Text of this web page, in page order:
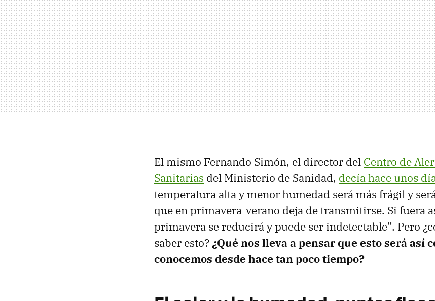
El mismo Fernando Simón, el director del Centro de
Sanitarias del Ministerio de Sanidad, decía hace unos
temperatura alta y menor humedad será más frágil y
que en primavera-verano deja de transmitirse. Si fuera
primavera se reducirá y puede ser indetectable”. Pero
saber esto?¿Qué nos lleva a pensar que esto será así
conocemos desde hace tan poco tiempo?